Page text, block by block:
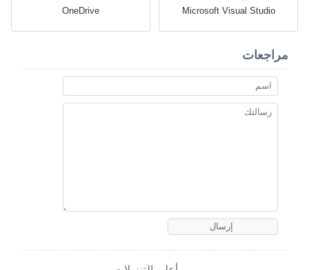
Microsoft Visual Studio
OneDrive
مراجعات